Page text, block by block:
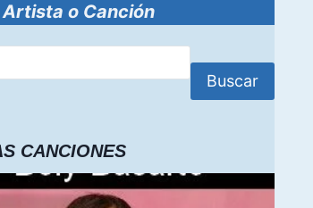
o Canción
Buscar
CANCIONES